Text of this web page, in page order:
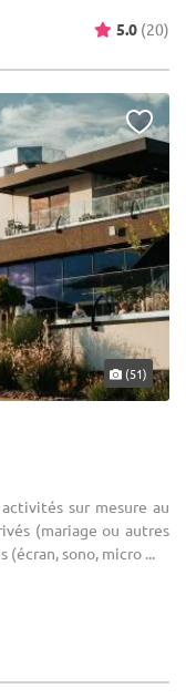
5.0 (20)
(51)
sur mesure au
(mariage ou autres
sono, micro ...